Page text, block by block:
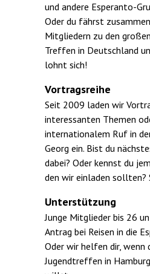
und andere Esperanto-
Oder du fährst
Mitgliedern zu den
Treffen in Deutschland
lohnt sich!
Vortragsreihe
Seit 2009 laden wir
interessanten Themen
internationalem Ruf in
Georg ein. Bist du
dabei? Oder kennst du
den wir einladen sollten?
Unterstützung
Junge Mitglieder bis 26
Antrag bei Reisen in die
Oder wir helfen dir, wenn
Jugendtreffen in